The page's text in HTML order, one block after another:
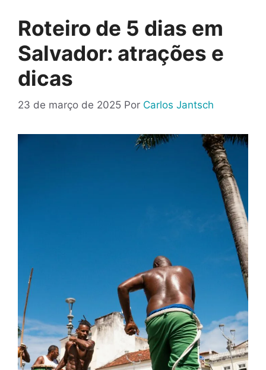
Roteiro de 5 dias em
Salvador: atrações e
dicas
23 de março de 2025 Por Carlos Jantsch